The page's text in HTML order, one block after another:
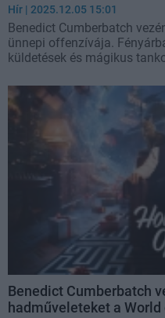
Hír | 2025.12.05 15:01
Benedict Cumberbatch
ünnepi offenzívája.
küldetések és mágikus
Benedict Cumberbatch
hadműveleteket a World